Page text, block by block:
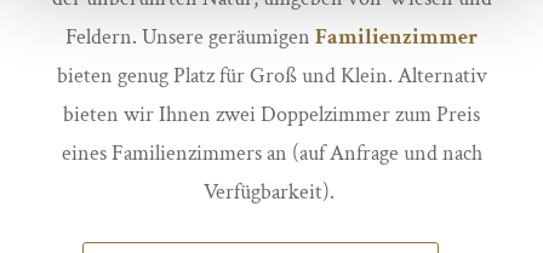
Feldern. Unsere geräumigen Familienzimmer
bieten genug Platz für Groß und Klein. Alternativ
bieten wir Ihnen zwei Doppelzimmer zum Preis
eines Familienzimmers an (auf Anfrage und nach
Verfügbarkeit).